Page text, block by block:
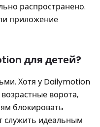
распространено.
приложение
для детей?
Хотя у Dailymotion
ворота,
блокировать
служить идеальным